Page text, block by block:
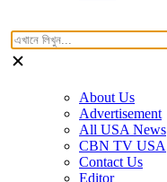
About Us
Advertisement
All USA News
CBN TV USA
Contact Us
Editor